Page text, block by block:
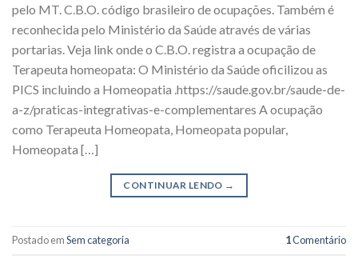
pelo MT. C.B.O. código brasileiro de ocupações. Também é
reconhecida pelo Ministério da Saúde através de várias
portarias. Veja link onde o C.B.O. registra a ocupação de
Terapeuta homeopata: O Ministério da Saúde oficilizou as
PICS incluindo a Homeopatia .https://saude.gov.br/saude-de-
a-z/praticas-integrativas-e-complementares A ocupação
como Terapeuta Homeopata, Homeopata popular,
Homeopata […]
CONTINUAR LENDO →
Postado emSem categoria 1Comentário